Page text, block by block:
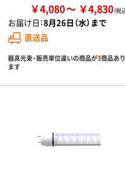
￥4,080 ￥4,830
お届け日：8月26日（水）まで
直送品
器具光束・販売単位違いの商品が3商品あり
ます